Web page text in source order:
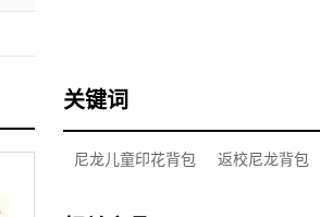
关键词
尼龙儿童印花背包 返校尼龙背包